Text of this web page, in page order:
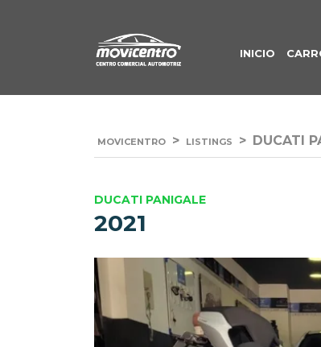
INICIO
MOVICENTRO > LISTINGS > DUCATI
DUCATI PANIGALE
2021